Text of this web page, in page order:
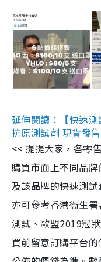
延伸閱讀：【快速
抗原測試劑 現貨發
<< 提提大家，各零
購買市面上不同品
及該品牌的快速測
亦可參考香港衞生
測試、歐盟2019冠
買前留意訂購平台